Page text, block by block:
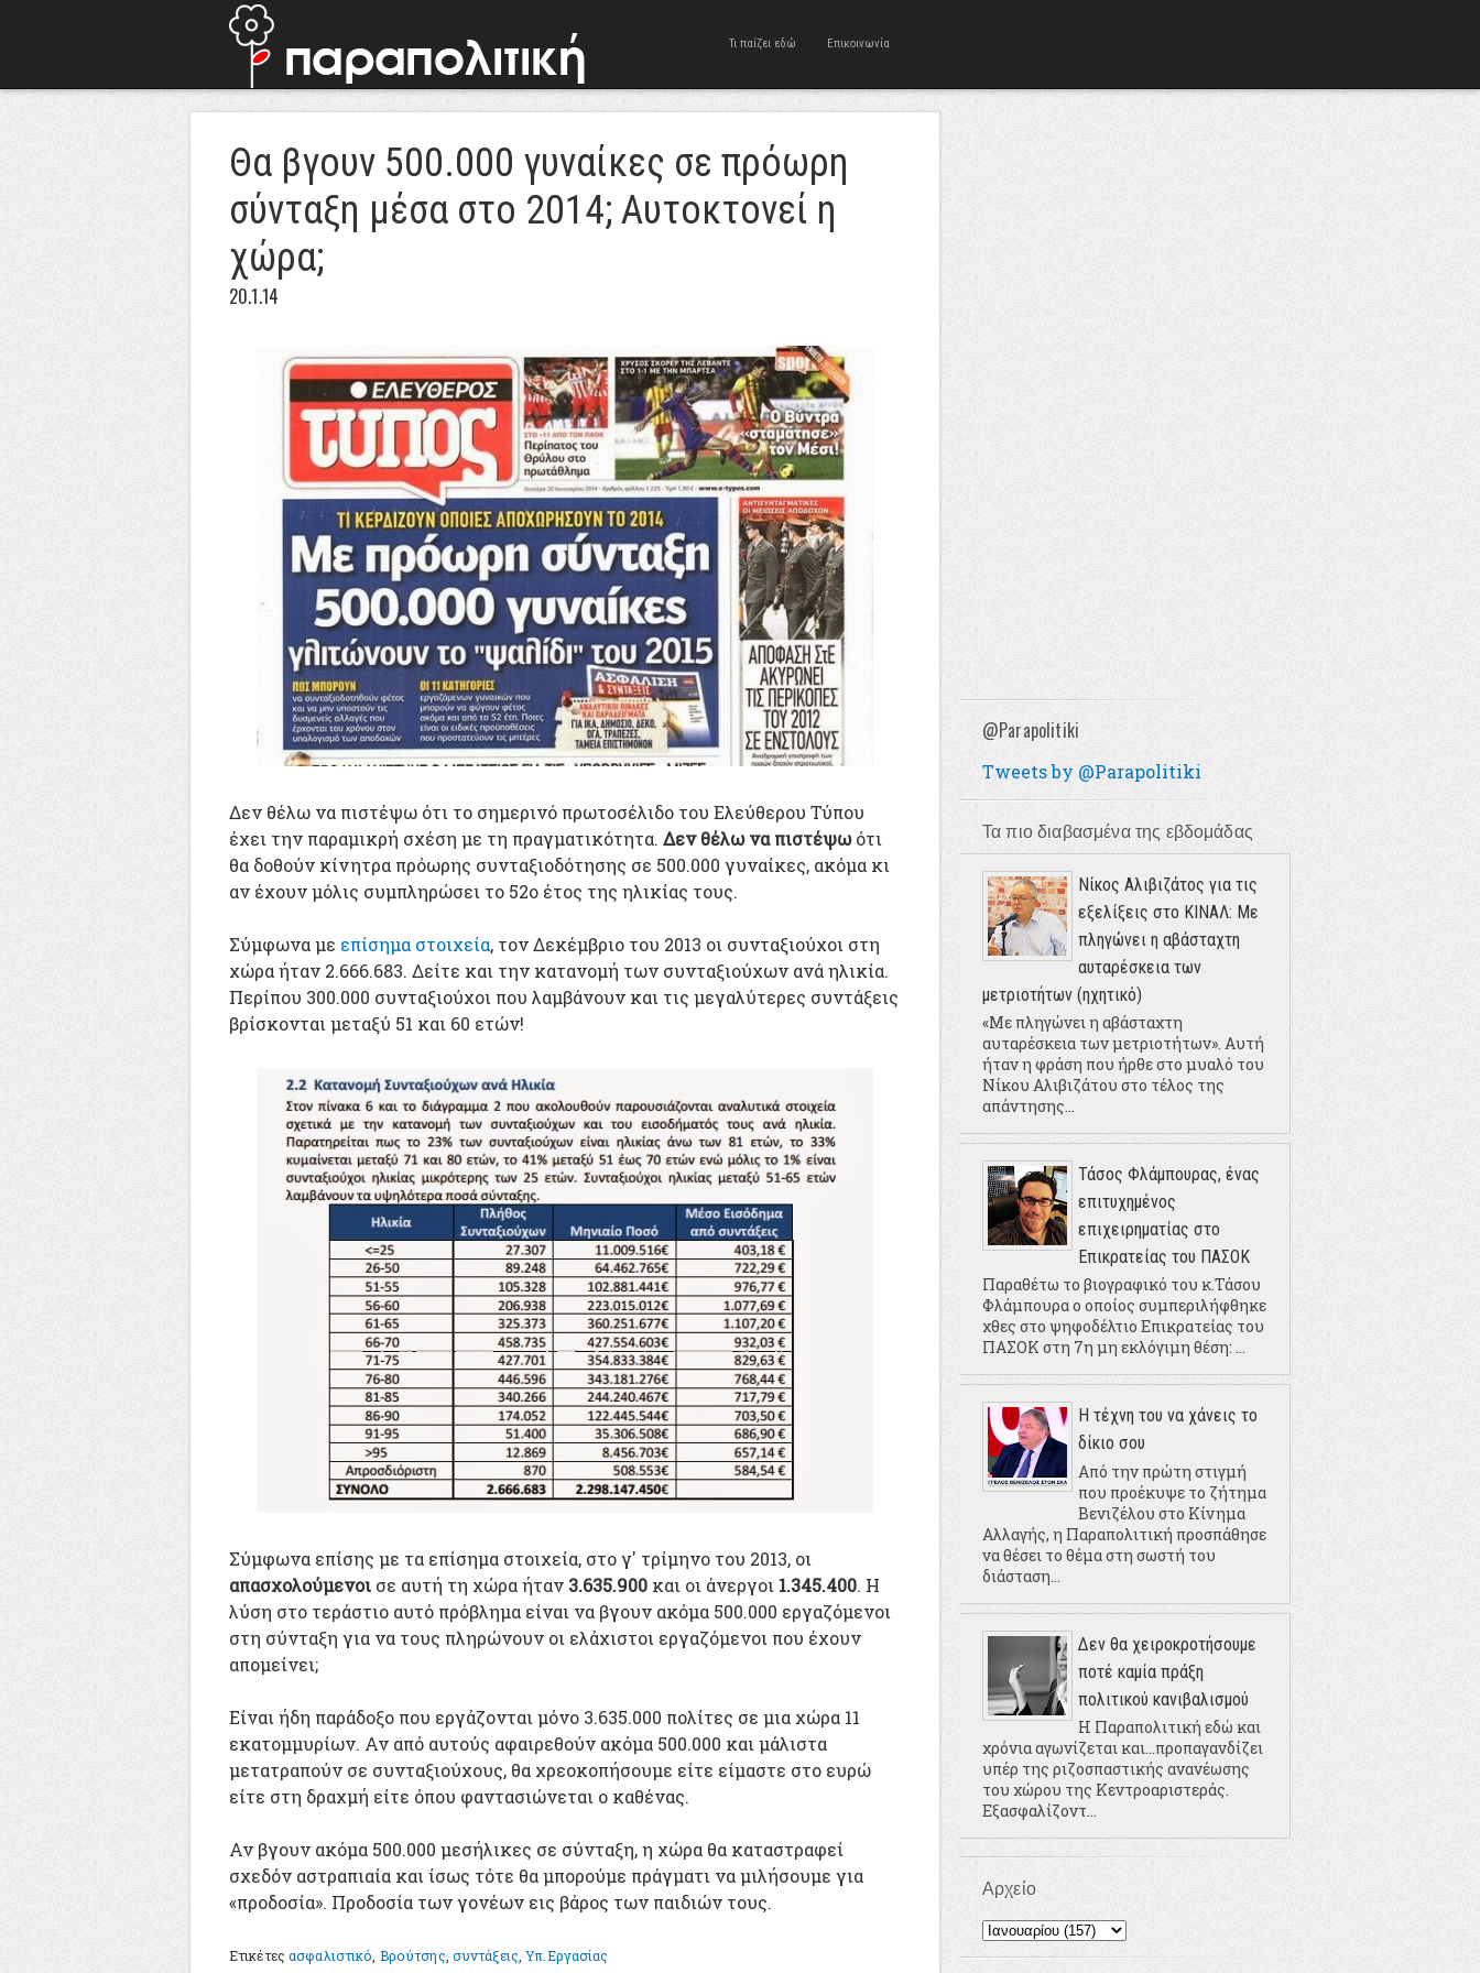
Τι παίζει εδώ Επικοινωνία
Θα βγουν 500.000 γυναίκες σε πρόωρη
σύνταξη μέσα στο 2014; Αυτοκτονεί η
χώρα;
20.1.14
Δεν θέλω να πιστέψω ότι το σημερινό πρωτοσέλιδο του Ελεύθερου Τύπου
έχει την παραμικρή σχέση με τη πραγματικότητα. Δεν θέλω να πιστέψωότι
θα δοθούν κίνητρα πρόωρης συνταξιοδότησης σε 500.000 γυναίκες, ακόμα κι
αν έχουν μόλις συμπληρώσει το 52ο έτος της ηλικίας τους.
Σύμφωνα με επίσημα στοιχεία, τον Δεκέμβριο του 2013 οι συνταξιούχοι στη
χώρα ήταν 2.666.683. Δείτε και την κατανομή των συνταξιούχων ανά ηλικία.
Περίπου 300.000 συνταξιούχοι που λαμβάνουν και τις μεγαλύτερες συντάξεις
βρίσκονται μεταξύ 51 και 60 ετών!
Σύμφωνα επίσης με τα επίσημα στοιχεία, στο γ' τρίμηνο του 2013, οι
απασχολούμενοι σε αυτή τη χώρα ήταν 3.635.900 και οι άνεργοι 1.345.400. Η
λύση στο τεράστιο αυτό πρόβλημα είναι να βγουν ακόμα 500.000 εργαζόμενοι
στη σύνταξη για να τους πληρώνουν οι ελάχιστοι εργαζόμενοι που έχουν
απομείνει;
Είναι ήδη παράδοξο που εργάζονται μόνο 3.635.000 πολίτες σε μια χώρα 11
εκατομμυρίων. Αν από αυτούς αφαιρεθούν ακόμα 500.000 και μάλιστα
μετατραπούν σε συνταξιούχους, θα χρεοκοπήσουμε είτε είμαστε στο ευρώ
είτε στη δραχμή είτε όπου φαντασιώνεται ο καθένας.
Αν βγουν ακόμα 500.000 μεσήλικες σε σύνταξη, η χώρα θα καταστραφεί
σχεδόν αστραπιαία και ίσως τότε θα μπορούμε πράγματι να μιλήσουμε για
«προδοσία». Προδοσία των γονέων εις βάρος των παιδιών τους.
Ετικέτεςασφαλιστικό Βρούτσης συντάξεις ,Υπ.Εργασίας
@Parapolitiki
Tweets by @Parapolitiki
Τα πιο διαβασμένα της εβδομάδας
Νίκος Αλιβιζάτος για τις
εξελίξεις στο ΚΙΝΑΛ: Με
πληγώνει η αβάσταχτη
αυταρέσκεια των
μετριοτήτων (ηχητικό)
«Με πληγώνει η αβάσταχτη
αυταρέσκεια των μετριοτήτων». Αυτή
ήταν η φράση που ήρθε στο μυαλό του
Νίκου Αλιβιζάτου στο τέλος της
απάντησης...
Τάσος Φλάμπουρας, ένας
επιτυχημένος
επιχειρηματίας στο
Επικρατείας του ΠΑΣΟΚ
Παραθέτω το βιογραφικό του κ.Τάσου
Φλάμπουρα ο οποίος συμπεριλήφθηκε
χθες στο ψηφοδέλτιο Επικρατείας του
ΠΑΣΟΚ στη 7η μη εκλόγιμη θέση: ...
Η τέχνη του να χάνεις το
δίκιο σου
Από την πρώτη στιγμή
που προέκυψε το ζήτημα
Βενιζέλου στο Κίνημα
Αλλαγής, η Παραπολιτική προσπάθησε
να θέσει το θέμα στη σωστή του
διάσταση...
Δεν θα χειροκροτήσουμε
ποτέ καμία πράξη
πολιτικού κανιβαλισμού
Η Παραπολιτική εδώ και
χρόνια αγωνίζεται και...προπαγανδίζει
υπέρ της ριζοσπαστικής ανανέωσης
του χώρου της Κεντροαριστεράς.
Εξασφαλίζοντ...
Αρχείο